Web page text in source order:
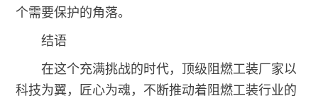
个需要保护的角落。
结语
在这个充满挑战的时代，顶级阻燃工装厂家以
科技为翼，匠心为魂，不断推动着阻燃工装行业的